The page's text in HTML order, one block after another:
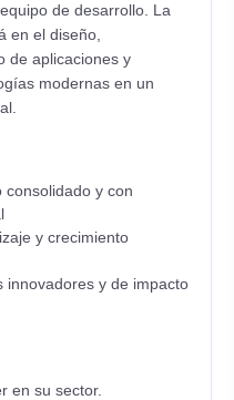
de desarrollo. La
en el diseño,
de aplicaciones y
modernas en un
consolidado y con
y crecimiento
innovadores y de impacto
en su sector.